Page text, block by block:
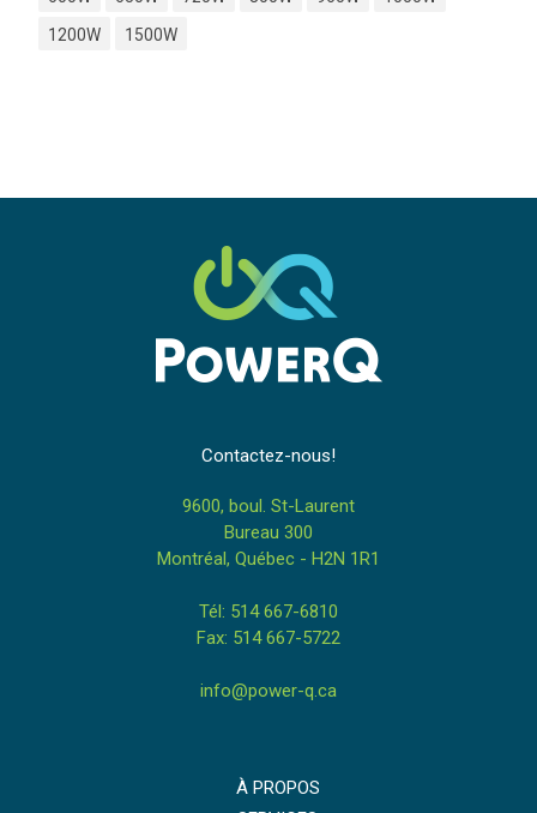
1200W
1500W
Contactez-nous!
9600, boul. St-Laurent
Bureau 300
Montréal, Québec - H2N 1R1
Tél: 514 667-6810
Fax: 514 667-5722
info@power-q.ca
À PROPOS